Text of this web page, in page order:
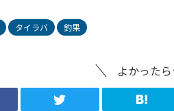
タイラバ 釣果
よかった